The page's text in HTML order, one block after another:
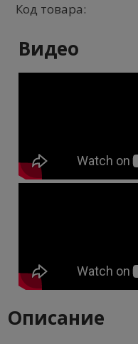
Код товара:
Видео
Описание